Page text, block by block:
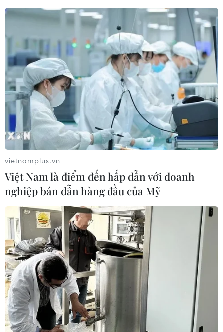
vietnamplus.vn
Việt Nam là điểm đến hấp dẫn với doanh
nghiệp bán dẫn hàng đầu của Mỹ